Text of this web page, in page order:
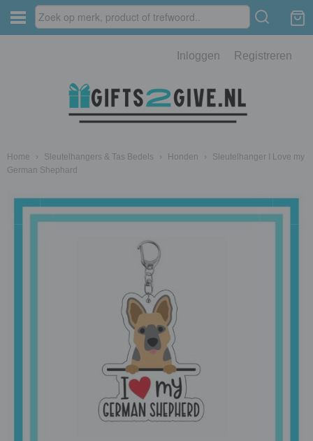
Inloggen Registreren
Home › Sleutelhangers & Tas Bedels › Honden ›
Sleutelhanger I Love my
German Shephard